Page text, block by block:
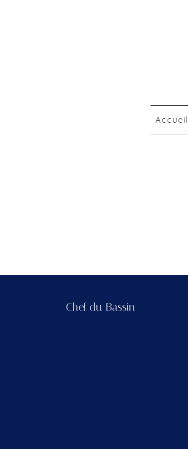
Accueil
Chef du Bassin